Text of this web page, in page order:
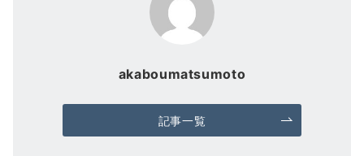
akaboumatsumoto
記事一覧